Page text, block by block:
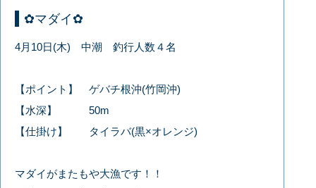
✿マダイ✿
4月10日(木) 中潮 釣行人数４名
【ポイント】 ゲバチ根沖(竹岡沖)
【水深】 50m
【仕掛け】 タイラバ(黒×オレンジ)
マダイがまたもや大漁です！！